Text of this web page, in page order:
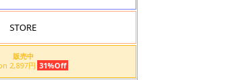
STORE
販売中
Amazon 2,897円 31%Off